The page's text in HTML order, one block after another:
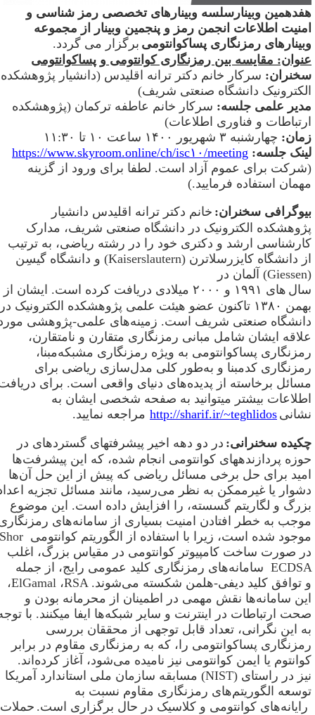
وبینارسلسه وبینارهای تخصصی رمز شناسی و
اطلاعات انجمن رمز و پنجمین وبینار از مجموعه
رمزنگاری پساکوانتومی برگزار می گردد.
مقایسه بین رمزنگاری کوانتومی و پساکوانتومی
:سرکار خانم دکتر ترانه اقلیدس (دانشیار پژوهشکده
دانشگاه صنعتی شریف)
علمی جلسه:سرکار خانم عاطفه ترکمان (پژوهشکده
و فناوری اطلاعات)
:چهارشنبه۳ شهریور ۱۴۰۰ ساعت۱۰ تا۱۱:۳۰
جلسه: https://www.skyroom.online/ch/isc۱۰/meeting
شرکت برای عموم آزاد است. لطفا برای ورود از گزینه
استفاده فرمایید.)
سخنران: خانم دکتر ترانه اقلیدس دانشیار
الکترونیک در دانشگاه صنعتی شریف، مدارک
ارشد و دکتری خود را در رشته ریاضی، به ترتیب
دانشگاه کایزرسلاترن(Kaiserslautern)
و دانشگاه گیسِن
آلمان در
های۱۹۹۱ و۲۰۰۰ میلادی دریافت کرده است. ایشان از
۱۳۸۰ تاکنون عضو هیئت علمی پژوهشکده الکترونیک در
صنعتی شریف است. زمینه‌های علمی-پژوهشی مورد
ایشان شامل مبانی رمزنگاری متقارن و نامتقارن،
پساکوانتومی به ویژه رمزنگاری مشبکه‌مبنا،
کدمبنا و به‌طور کلی مدل‌سازی ریاضی برای
برخاسته از پدیده‌های دنیای واقعی است. برای دریافت
بیشتر می­توانید به صفحه شخصی ایشان به
http://sharif.ir/~teghlidos مراجعه نمایید.
سخنرانی: در دو دهه اخیر پیشرفتهای گستردهای در
پردازندههای کوانتومی انجام شده، که این پیشرفت‌ها
برای حل برخی مسائل ریاضی که پیش از این حل آن‌ها
یا غیرممکن به نظر می‌رسید، مانند مسائل تجزیه اعداد
و لگاریتم گسسته، را افزایش داده است. این موضوع
به خطر افتادن امنیت بسیاری از سامانه‌های رمزنگاری
شده است، زیرا با استفاده از الگوریتم کوانتومیShor
صورت ساخت کامپیوتر کوانتومی در مقیاس بزرگ، اغلب
سامانه‌های رمزنگاری کلید عمومی رایج، از جمله
،ElGamal،RSAتوافق کلید دیفی-هلمن شکسته می‌شوند.
سامانه‌ها نقش مهمی در اطمینان از محرمانه بودن و
ارتباطات در اینترنت و سایر شبکه‌ها ایفا میکنند. با توجه
این نگرانی، تعداد قابل توجهی از محققان بررسی
پساکوانتومی را، که به رمزنگاری مقاوم در برابر
یا ایمن کوانتومی نیز نامیده می‌شود، آغاز کرده‌اند.
مسابقه سازمان ملی استاندارد آمریکا(NIST)در راستای
الگوریتم‌های رمزنگاری مقاوم نسبت به
حملاتکوانتومی و کلاسیک در حال برگزاری است.